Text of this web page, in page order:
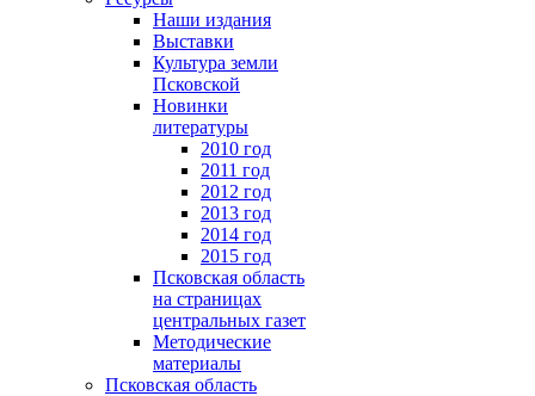
Наши издания
Выставки
Культура земли
Псковской
Новинки
литературы
2010 год
2011 год
2012 год
2013 год
2014 год
2015 год
Псковская область
на страницах
центральных газет
Методические
материалы
Псковская область